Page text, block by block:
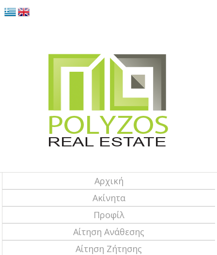
Αρχική
Ακίνητα
Προφίλ
Αίτηση Ανάθεσης
Αίτηση Ζήτησης